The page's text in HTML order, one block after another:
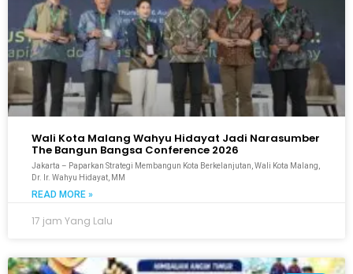
Wali Kota Malang Wahyu Hidayat Jadi Narasumber
The Bangun Bangsa Conference 2026
Jakarta – Paparkan Strategi Membangun Kota Berkelanjutan, Wali Kota Malang,
Dr. Ir. Wahyu Hidayat, MM
READ MORE »
17 jam Yang Lalu